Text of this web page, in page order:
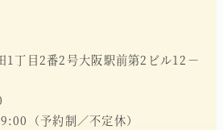
1丁目2番2号大阪駅前第2ビル12－
（予約制／不定休）